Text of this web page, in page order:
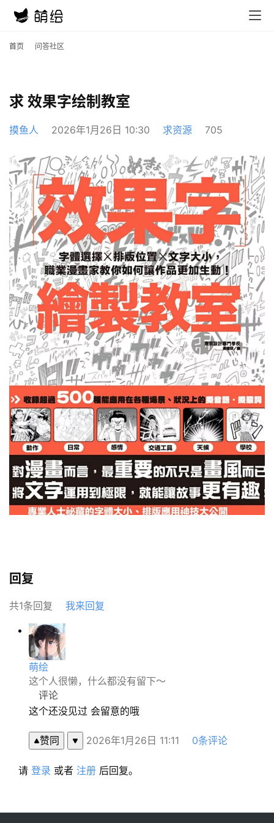
首
页
在
线
教
程
会
员
资
源
公
开
素
材
图
例
素
绘
图
库
关
首页 问答社区
求 效果字绘制教室
摸鱼人 2026年1月26日 10:30 求资源 705
回复
共1条回复 我来回复
萌绘
这个人很懒，什么都没有留下～
评论
这个还没见过 会留意的哦
赞同 2026年1月26日 11:11 0条评论
请 登录 或者 注册 后回复。